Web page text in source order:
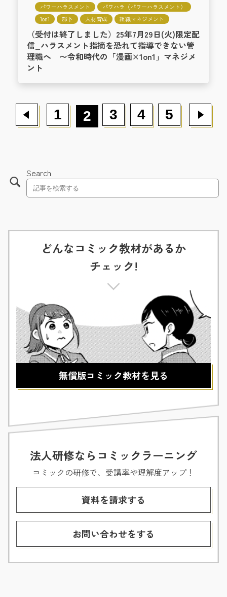
パワーハラスメント
パワハラ（パワーハラスメント）
1on1
部下 人材育成 組織マネジメント
（受付は終了しました）25年7月29日(火)限定配
信_ハラスメント指摘を恐れて指導できない管
理職へ 〜令和時代の「漫画×1on1」マネジメ
ント
1 2 3 4 5
Search
どんなコミック教材があるか
チェック!
無償版コミック教材を見る
法人研修なら コミックラーニング
コミックの研修で、受講率や理解度アップ！
資料を請求する
お問い合わせをする